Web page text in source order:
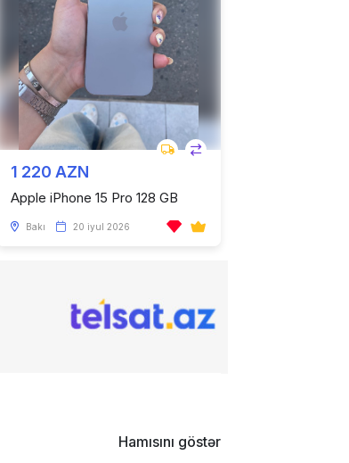
1 220 AZN
Apple iPhone 15 Pro 128 GB
Bakı 20 iyul 2026
Hamısını göstər